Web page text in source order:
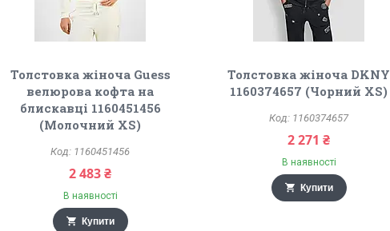
Толстовка жіноча Guess
велюрова кофта на
блискавці 1160451456
(Молочний XS)
1160451456
2 483 ₴
В наявності
Купити
Толстовка жіноча DKNY
1160374657 (Чорний XS)
1160374657
2 271 ₴
В наявності
Купити